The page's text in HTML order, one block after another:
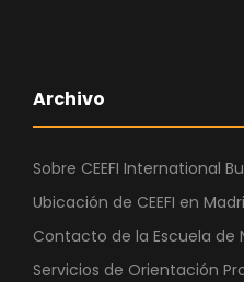
Archivo
Sobre CEEFI International
Ubicación de CEEFI en
Contacto de la Escuela de
Servicios de Orientación